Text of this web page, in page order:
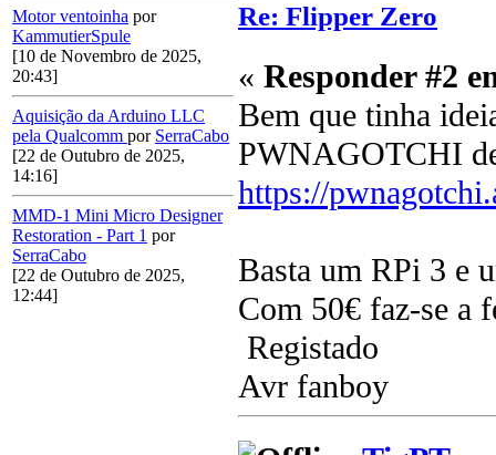
Motor ventoinha por
KammutierSpule
[10 de Novembro de 2025,
20:43]
Aquisição da Arduino LLC
pela Qualcomm por SerraCabo
[22 de Outubro de 2025,
14:16]
MMD-1 Mini Micro Designer
Restoration - Part 1 por
SerraCabo
[22 de Outubro de 2025,
12:44]
Re: Flipper Zero
« Responder #2
Bem que tinha
PWNAGOTCHI
https://
Basta um RPi 3 e
Com 50€ faz-se a
Registado
Avr fanboy